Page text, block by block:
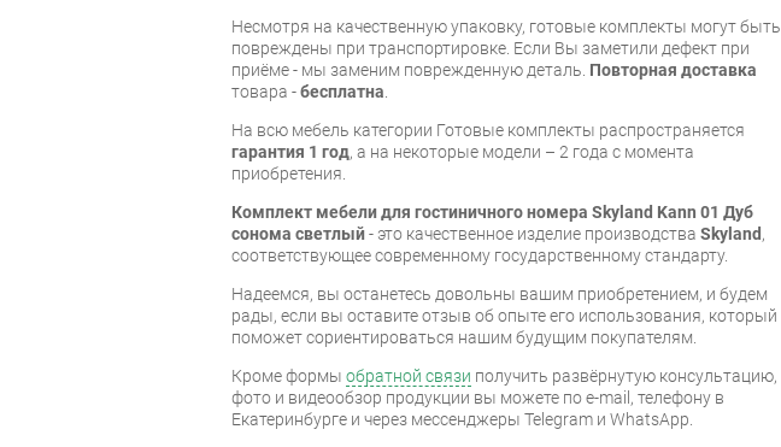
Несмотря на качественную упаковку, готовые комплекты могут быть
повреждены при транспортировке. Если Вы заметили дефект при
приёме - мы заменим поврежденную деталь. Повторная доставка
товара -бесплатна.
На всю мебель категории Готовые комплекты распространяется
гарантия 1 год, а на некоторые модели – 2 года с момента
приобретения.
Комплект мебели для гостиничного номера Skyland Kann 01 Дуб
сонома светлый- это качественное изделие производства Skyland,
соответствующее современному государственному стандарту.
Надеемся, вы останетесь довольны вашим приобретением, и будем
рады, если вы оставите отзыв об опыте его использования, который
поможет сориентироваться нашим будущим покупателям.
Кроме формы обратной связи получить развёрнутую консультацию,
фото и видеообзор продукции вы можете по e-mail, телефону в
Екатеринбурге и через мессенджеры Telegram и WhatsApp.